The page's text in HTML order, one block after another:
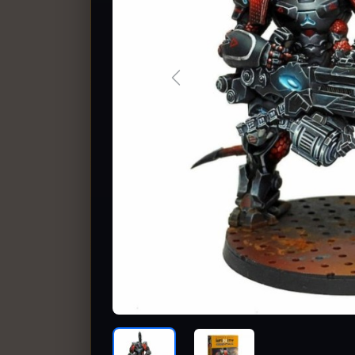
Previous